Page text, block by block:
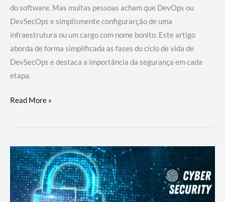
do software. Mas muitas pessoas acham que DevOps ou
DevSecOps e simplismente configurarção de uma
infraestrutura ou um cargo com nome bonito. Este artigo
aborda de forma simplificada as fases do ciclo de vida de
DevSecOps e destaca a importância da segurança em cada
etapa.
DevSecOps
Prática:
Desenvolvimento,
Segurança
e
Operações
Read More »